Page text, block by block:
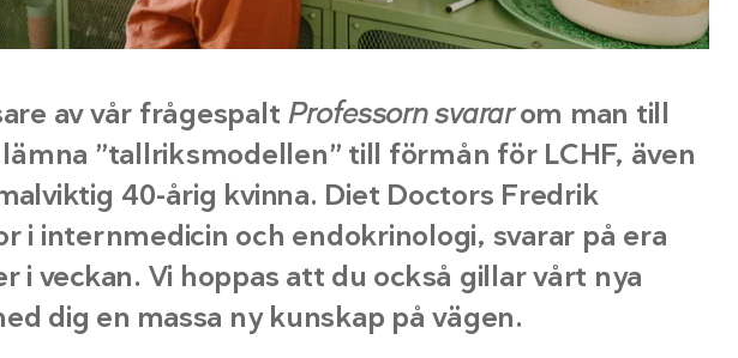
av vår frågespalt Professorn svararom man till
”tallriksmodellen” till förmån för LCHF, även
40-årig kvinna. Diet Doctors Fredrik
i internmedicin och endokrinologi, svarar på era
i veckan. Vi hoppas att du också gillar vårt nya
dig en massa ny kunskap på vägen.